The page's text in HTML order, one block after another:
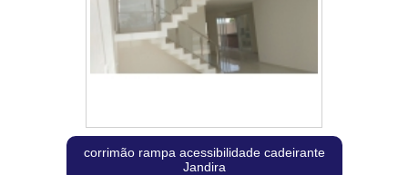
corrimão rampa acessibilidade cadeirante
Jandira